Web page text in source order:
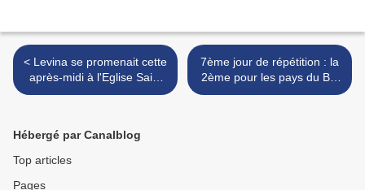
< Levina se promenait cette
après-midi à l'Eglise Saint
André, nous y étions aussi
7ème jour de répétition : la
2ème pour les pays du Big
5 et du pays hôte >
Hébergé par Canalblog
Top articles
Pages